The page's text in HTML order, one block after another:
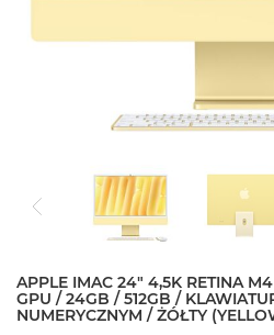
APPLE IMAC 24" 4,5K RETINA
GPU / 24GB / 512GB /
NUMERYCZNYM / ŻÓŁTY